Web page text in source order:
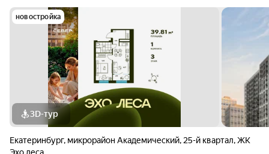
новостройка
3D-тур
Екатеринбург, микрорайон Академический, 25-й квартал,ЖК